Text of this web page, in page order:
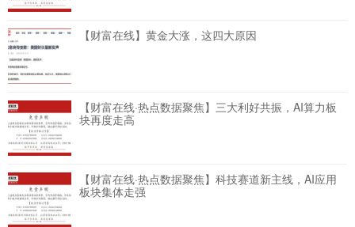
【财富在线】黄金大涨，这四大原因
【财富在线·热点数据聚焦】三大利好共振，AI算力板
块再度走高
【财富在线·热点数据聚焦】科技赛道新主线，AI应用
板块集体走强